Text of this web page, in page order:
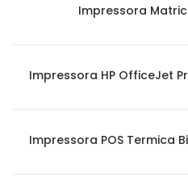
Impressora